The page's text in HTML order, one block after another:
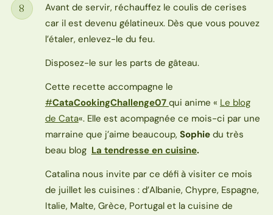
Étape
8
Avant de servir, réchauffez le coulis de cerises
car il est devenu gélatineux. Dès que vous pouvez
l’étaler, enlevez-le du feu.
Disposez-le sur les parts de gâteau.
Cette recette accompagne le
#CataCookingChallenge07 qui anime « Le blog
de Cata«. Elle est acompagnée ce mois-ci par une
marraine que j’aime beaucoup, Sophie du très
beau blog La tendresse en cuisine.
Catalina nous invite par ce défi à visiter ce mois
de juillet les cuisines : d’Albanie, Chypre, Espagne,
Italie, Malte, Grèce, Portugal et la cuisine de